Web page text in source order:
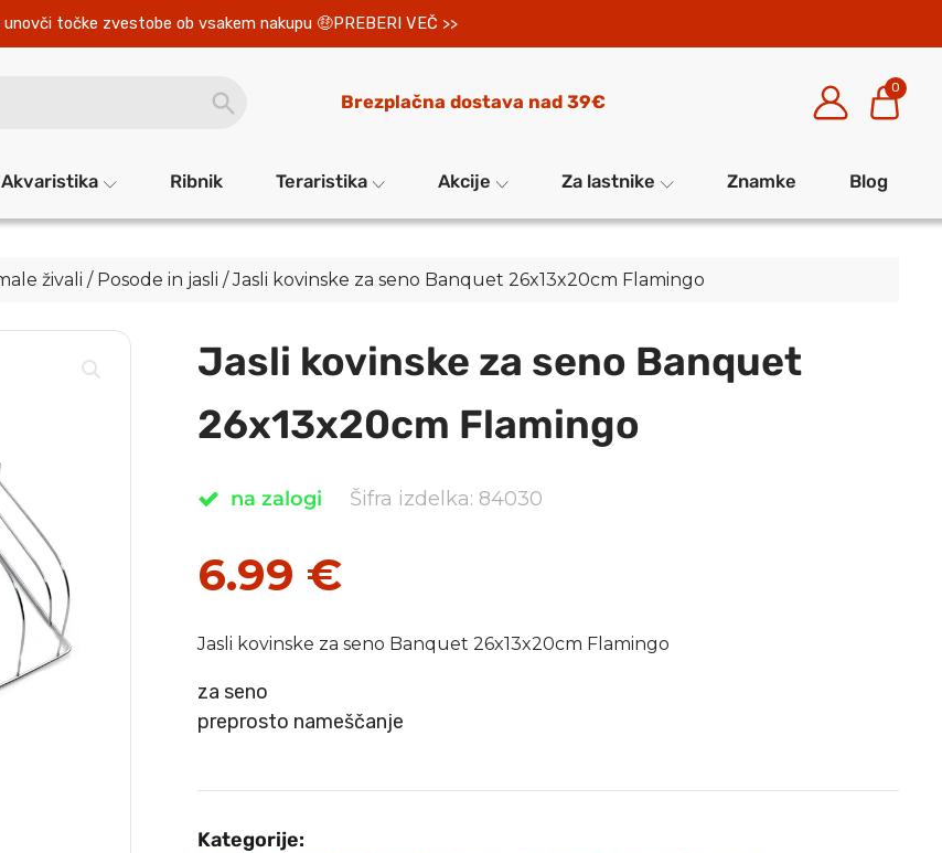
unovči točke zvestobe ob vsakem nakupu PREBERI VEČ >>
BUTTON
Brezplačna dostava nad 39€
0
Akvaristika Ribnik Teraristika Akcije Za lastnike Znamke Blog
živali / Posode in jasli / Jasli kovinske za seno Banquet 26x13x20cm Flamingo
Jasli kovinske za seno Banquet
26x13x20cm Flamingo
na zalogi Šifra izdelka: 84030
6.99 €
Jasli kovinske za seno Banquet 26x13x20cm Flamingo
za seno
preprosto nameščanje
Kategorije: